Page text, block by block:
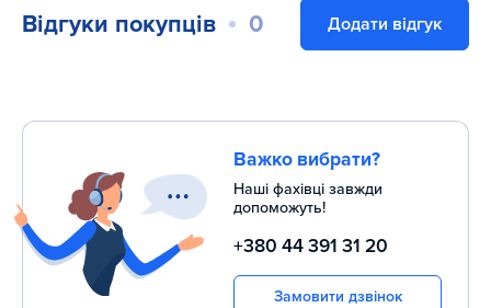
Відгуки покупців 0 Додати відгук
Важко вибрати?
Наші фахівці завжди
допоможуть!
+380 44 391 31 20
Замовити дзвінок